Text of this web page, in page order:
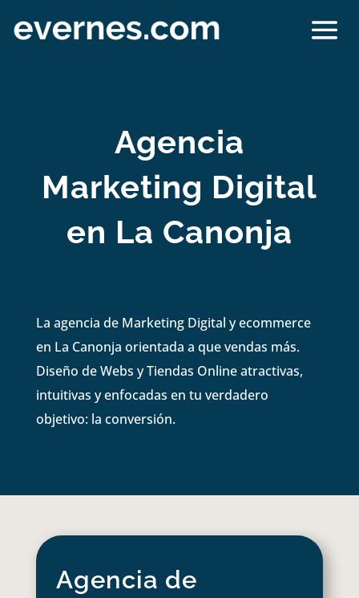
Agencia
Marketing Digital
en La Canonja
La agencia de Marketing Digital y ecommerce
en La Canonja orientada a que vendas más.
Diseño de Webs y Tiendas Online atractivas,
intuitivas y enfocadas en tu verdadero
objetivo: la conversión.
Agencia de